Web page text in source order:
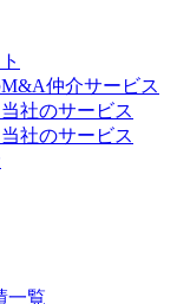
仲介サービス
社のサービス
社のサービス
一覧